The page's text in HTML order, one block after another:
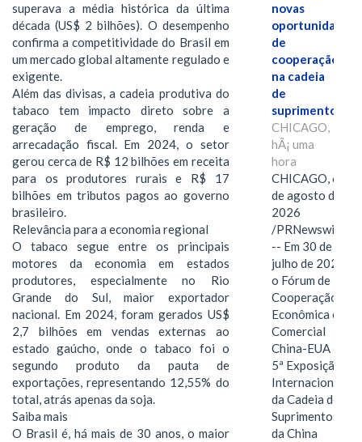
superava a média histórica da última
década (US$ 2 bilhões). O desempenho
confirma a competitividade do Brasil em
um mercado global altamente regulado e
exigente.
Além das divisas, a cadeia produtiva do
tabaco tem impacto direto sobre a
geração de emprego, renda e
arrecadação fiscal. Em 2024, o setor
gerou cerca de R$ 12 bilhões em receita
para os produtores rurais e R$ 17
bilhões em tributos pagos ao governo
brasileiro.
Relevância para a economia regional
O tabaco segue entre os principais
motores da economia em estados
produtores, especialmente no Rio
Grande do Sul, maior exportador
nacional. Em 2024, foram gerados US$
2,7 bilhões em vendas externas ao
estado gaúcho, onde o tabaco foi o
segundo produto da pauta de
exportações, representando 12,55% do
total, atrás apenas da soja.
Saiba mais
O Brasil é, há mais de 30 anos, o maior
novas
oportunidades
de
cooperação
na cadeia
de
suprimentos.
CHICAGO,
hÃ¡ uma
hora
CHICAGO, 6
de agosto de
2026
/PRNewswire/
-- Em 30 de
julho de 2026,
o Fórum de
Cooperação
Econômica e
Comercial
China-EUA e a
5ª Exposição
Internacional
da Cadeia de
Suprimentos
da China